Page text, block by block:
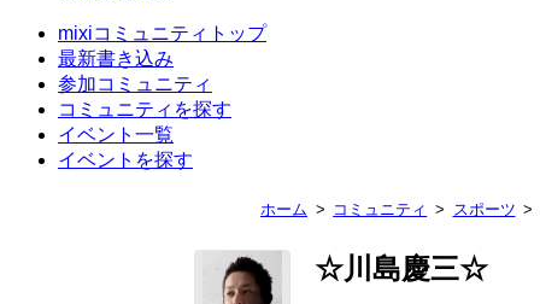
mixiコミュニティトップ
最新書き込み
参加コミュニティ
コミュニティを探す
イベント一覧
イベントを探す
ホーム コミュニティ スポーツ
☆川島慶三☆